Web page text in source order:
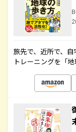
旅先で、近所で、
トレーニングを「